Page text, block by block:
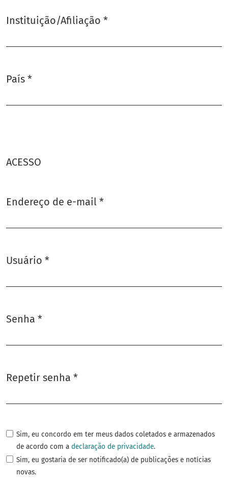
Instituição/Afiliação *
País *
ACESSO
Endereço de e-mail *
Usuário *
Senha *
Repetir senha *
Sim, eu concordo em ter meus dados coletados e armazenados
de acordo com adeclaração de privacidade.
Sim, eu gostaria de ser notificado(a) de publicações e notícias
novas.